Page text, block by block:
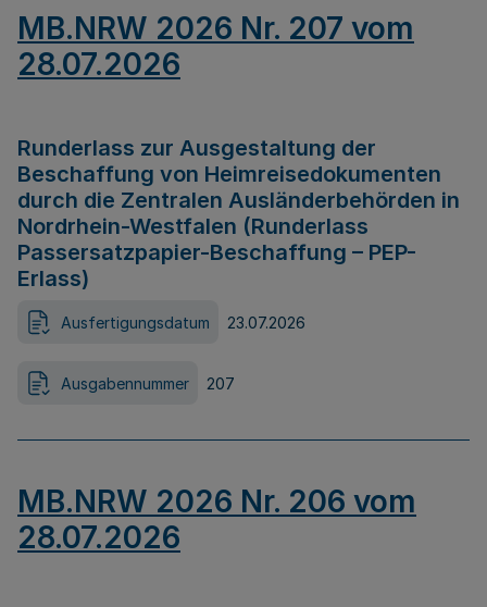
MB.NRW 2026 Nr. 207 vom
28.07.2026
Runderlass zur Ausgestaltung der
Beschaffung von Heimreisedokumenten
durch die Zentralen Ausländerbehörden in
Nordrhein-Westfalen (Runderlass
Passersatzpapier-Beschaffung – PEP-
Erlass)
Ausfertigungsdatum 23.07.2026
Ausgabennummer 207
MB.NRW 2026 Nr. 206 vom
28.07.2026